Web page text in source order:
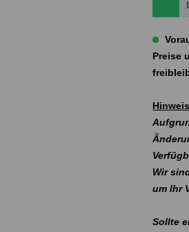
Preise
Wir
um Ihr
Sollte